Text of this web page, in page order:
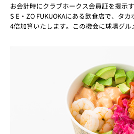
お会計時にクラブホークス会員証を提示
S E・ZO FUKUOKAにある飲食店で、タ
4倍加算いたします。この機会に球場グル